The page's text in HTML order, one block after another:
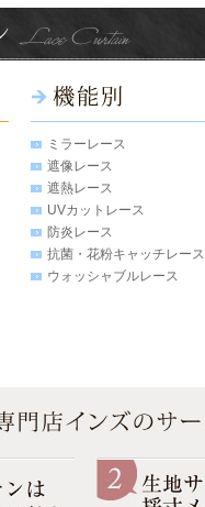
ミラーレース
遮像レース
遮熱レース
UVカットレース
防炎レース
抗菌・花粉キャッチレース
ウォッシャブルレース